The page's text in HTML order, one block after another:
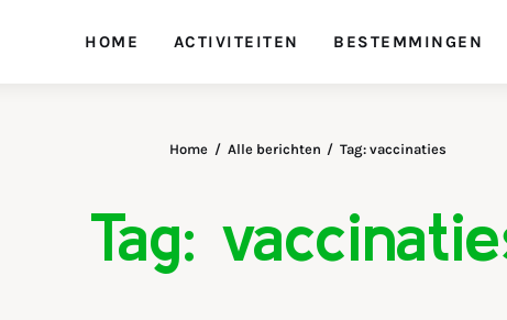
HOME ACTIVITEITEN BESTEMMINGEN
Tag:
Home Alle berichten Tag: vaccinaties